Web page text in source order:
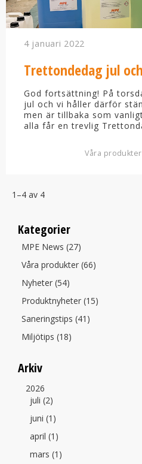
4 januari 2022
Trettondedag jul
God fortsättning! På
jul och vi håller därför
men är tillbaka som
alla får en trevlig
Våra produkter
1–4 av 4
Kategorier
MPE News (27)
Våra produkter (66)
Nyheter (54)
Produktnyheter (15)
Saneringstips (41)
Miljötips (18)
Arkiv
2026
juli (2)
juni (1)
april (1)
mars (1)